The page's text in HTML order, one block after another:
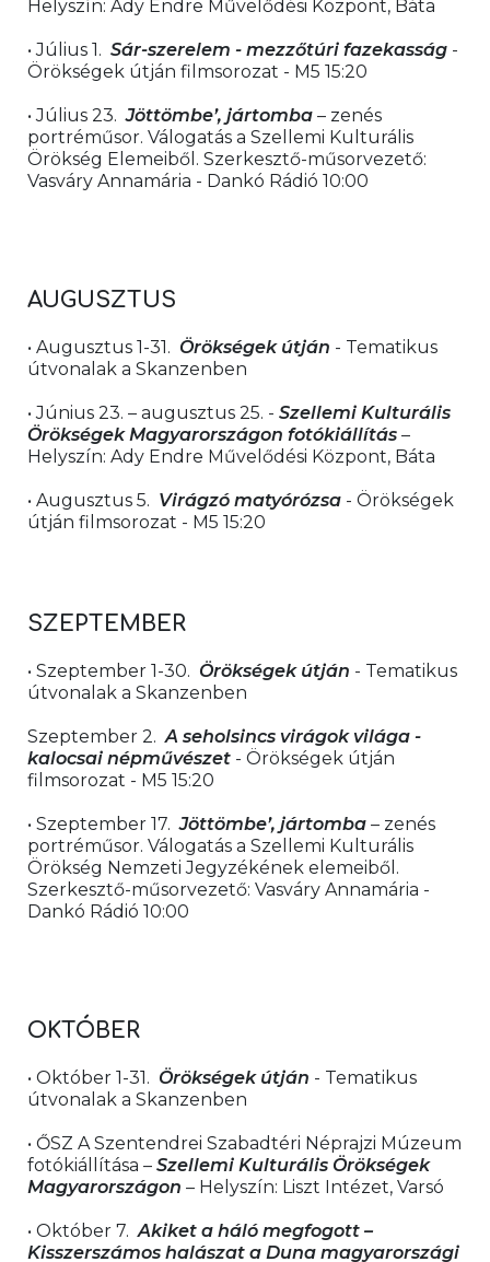
Helyszín: Ady Endre Művelődési Központ, Báta
• Július 1. Sár-szerelem - mezzőtúri fazekasság -
Örökségek útján filmsorozat - M5 15:20
• Július 23. Jöttömbe’, jártomba – zenés
portréműsor. Válogatás a Szellemi Kulturális
Örökség Elemeiből. Szerkesztő-műsorvezető:
Vasváry Annamária - Dankó Rádió 10:00
AUGUSZTUS
• Augusztus 1-31. Örökségek útján - Tematikus
útvonalak a Skanzenben
• Június 23. – augusztus 25. - Szellemi Kulturális
Örökségek Magyarországon fotókiállítás –
Helyszín: Ady Endre Művelődési Központ, Báta
• Augusztus 5. Virágzó matyórózsa - Örökségek
útján filmsorozat - M5 15:20
SZEPTEMBER
• Szeptember 1-30. Örökségek útján - Tematikus
útvonalak a Skanzenben
Szeptember 2. A seholsincs virágok világa -
kalocsai népművészet - Örökségek útján
filmsorozat - M5 15:20
• Szeptember 17. Jöttömbe’, jártomba – zenés
portréműsor. Válogatás a Szellemi Kulturális
Örökség Nemzeti Jegyzékének elemeiből.
Szerkesztő-műsorvezető: Vasváry Annamária -
Dankó Rádió 10:00
OKTÓBER
• Október 1-31. Örökségek útján - Tematikus
útvonalak a Skanzenben
• ŐSZ A Szentendrei Szabadtéri Néprajzi Múzeum
fotókiállítása – Szellemi Kulturális Örökségek
Magyarországon – Helyszín: Liszt Intézet, Varsó
• Október 7. Akiket a háló megfogott –
Kisszerszámos halászat a Duna magyarországi